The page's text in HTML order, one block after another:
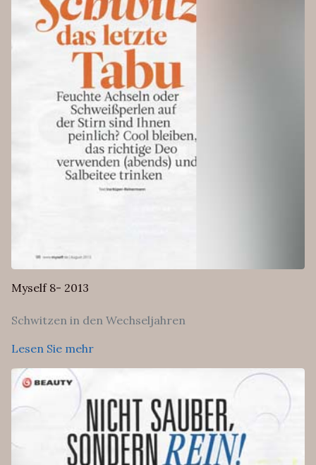
Myself 8- 2013
Schwitzen in den Wechseljahren
Lesen Sie mehr